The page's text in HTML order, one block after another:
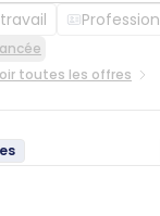
Profession
toutes les offres